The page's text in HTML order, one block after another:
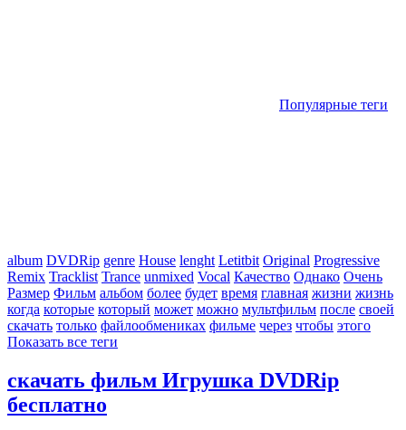
Популярные теги
album DVDRip genre House lenght Letitbit Original Progressive
Remix Tracklist Trance unmixed Vocal Качество Однако Очень
Размер Фильм альбом более будет время главная жизни жизнь
когда которые который может можно мультфильм после своей
скачать только файлообмениках фильме через чтобы этого
Показать все теги
скачать фильм Игрушка DVDRip
бесплатно